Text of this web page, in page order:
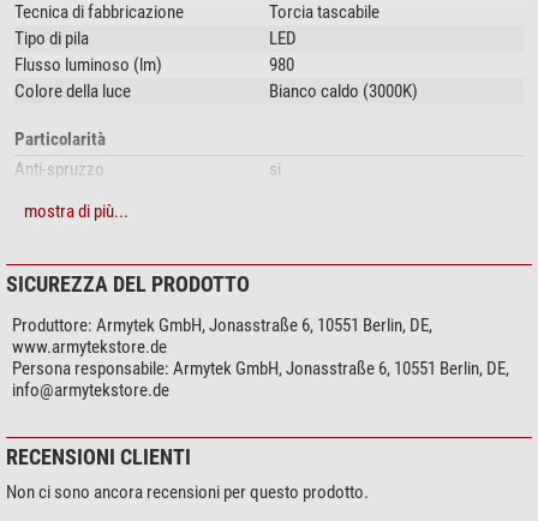
- Caricatore magnetico
- Attacco per la fronte
- Supporto di plastica
Tecnica di fabbricazione
Torcia tascabile
Tipo di pila
LED
Flusso luminoso (lm)
980
Colore della luce
Bianco caldo (3000K)
Particolarità
Anti-spruzzo
si
Impermeabile
Utilizzo
Camping
si
Bilancio
Caccia
no
Osservazione della natura
Viaggi
si
Escursionismo
Werkstatt
si
mostra di più...
SICUREZZA DEL PRODOTTO
Produttore: Armytek GmbH, Jonasstraße 6, 10551 Berlin, DE,
www.armytekstore.de
Persona responsabile: Armytek GmbH, Jonasstraße 6, 10551 Berlin, DE,
info@armytekstore.de
RECENSIONI CLIENTI
Non ci sono ancora recensioni per questo prodotto.